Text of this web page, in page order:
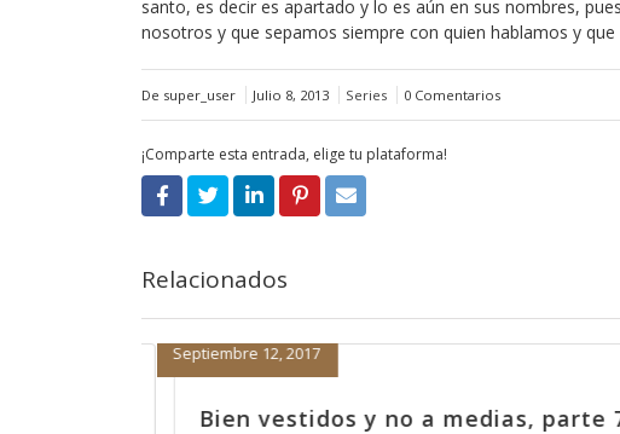
santo, es decir es apartado y lo es aún en sus nombres,
nosotros y que sepamos siempre con quien hablamos y
De super_user Julio 8, 2013 Series 0 Comentarios
¡Comparte esta entrada, elige tu plataforma!
Relacionados
Bien vestidos y no a medias,
Septiembre 11, 2017